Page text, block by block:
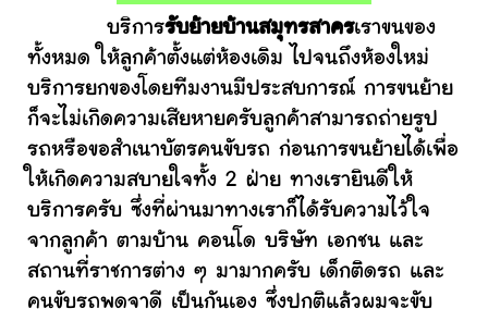
บริการรับย้ายบ้านสมุทรสาครเราขนของ
ทั้งหมด ให้ลูกค้าตั้งแต่ห้องเดิม ไปจนถึงห้องใหม่
บริการยกของโดยทีมงานมีประสบการณ์ การขนย้าย
ก็จะไม่เกิดความเสียหายครับลูกค้าสามารถถ่ายรูป
รถหรือขอสำเนาบัตรคนขับรถ ก่อนการขนย้ายได้เพื่อ
ให้เกิดความสบายใจทั้ง 2 ฝ่าย ทางเรายินดีให้
บริการครับ ซึ่งที่ผ่านมาทางเราก็ได้รับความไว้ใจ
จากลูกค้า ตามบ้าน คอนโด บริษัท เอกชน และ
สถานที่ราชการต่าง ๆ มามากครับ เด็กติดรถ และ
คนขับรถพูดจาดี เป็นกันเอง ซึ่งปกติแล้วผมจะขับ